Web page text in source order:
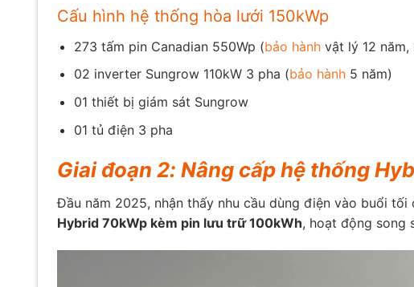
Cấu hình hệ thống hòa lưới 150kWp
273 tấm pin Canadian 550Wp (bảo hànhvật lý 12 năm,
02 inverter Sungrow 110kW 3 pha (bảo hành5 năm)
01 thiết bị giám sát Sungrow
01 tủ điện 3 pha
Giai đoạn 2: Nâng cấp hệ thống
Đầu năm 2025, nhận thấy nhu cầu dùng điện vào buổi
Hybrid 70kWp kèm pin lưu trữ 100kWh, hoạt động song